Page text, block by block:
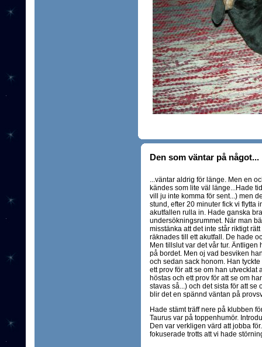
Den som väntar på något...
...väntar aldrig för länge. Men en
kändes som lite väl länge...Hade
vill ju inte komma för sent...) men
stund, efter 20 minuter fick vi flytta
akutfallen rulla in. Hade ganska
undersökningsrummet. När man
misstänka att det inte står riktigt
räknades till ett akutfall. De hade
Men tillslut var det vår tur.
på bordet. Men oj vad besviken
och sedan sack honom. Han
ett prov för att se om han
höstas och ett prov för att se om
stavas så...) och det sista för att
blir det en spännd väntan på
Hade stämt träff nere på klubben
Taurus var på toppenhumör.
Den var verkligen värd att jobba
fokuserade trotts att vi hade